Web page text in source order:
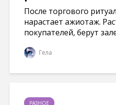
После торгового
нарастает ажиотаж.
покупателей, берут
Гела
РАЗНОЕ